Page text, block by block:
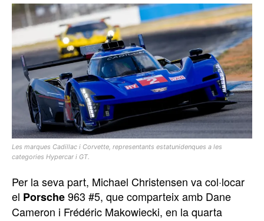
Les marques Cadillac i Corvette, representants estatunidenques a les
categories Hypercar i GT.
Per la seva part, Michael Christensen va col·locar
el Porsche963 #5, que comparteix amb Dane
Cameron i Frédéric Makowiecki, en la quarta